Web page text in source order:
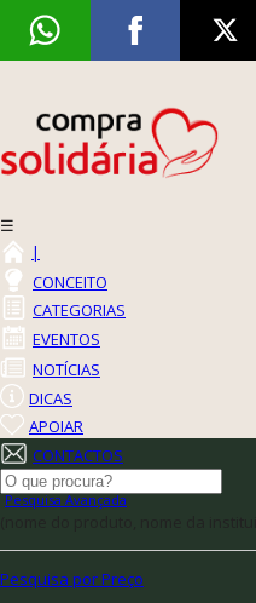
☰
|
CONCEITO
CATEGORIAS
EVENTOS
NOTÍCIAS
DICAS
APOIAR
CONTACTOS
Pesquisa Avançada
Pesquisa por Preço